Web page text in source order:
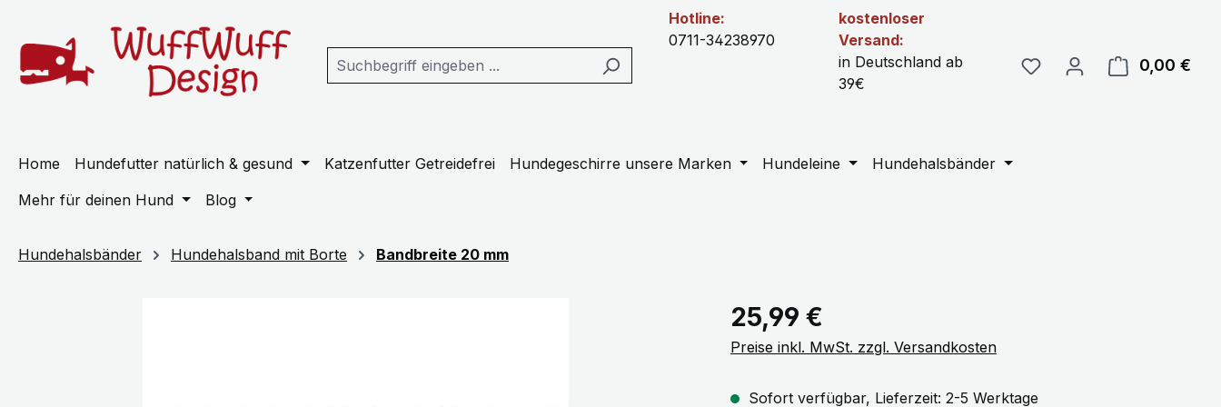
Hotline:
0711-34238970
kostenloser
Versand:
in Deutschland ab
39€
0,00 €
Home Hundefutter natürlich & gesund Katzenfutter Getreidefrei Hundegeschirre unsere Marken Hundeleine
Hundehalsbänder
Mehr für deinen Hund
Blog
Hundehalsbänder Hundehalsband mit Borte Bandbreite 20 mm
Regulärer Preis:
25,99 €
Preise inkl. MwSt. zzgl. Versandkosten
Sofort verfügbar, Lieferzeit: 2-5 Werktage